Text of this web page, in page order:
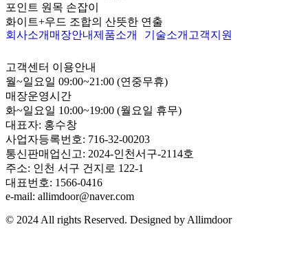
포인트 원목 손잡이
화이트+우드 조합의 산뜻한 연출
회사소개 매장안내제품소개 기술소개 고객지원
고객센터 이용안내
월~일요일 09:00~21:00 (연중무휴)
매장운영시간
화~일요일 10:00~19:00 (월요일 휴무)
대표자: 홍수창
사업자등록번호: 716-32-00203
통신판매업신고: 2024-인천서구-2114호
주소: 인천 서구 건지로 122-1
대표번호: 1566-0416
e-mail: allimdoor@naver.com
© 2024 All rights Reserved. Designed by Allimdoor